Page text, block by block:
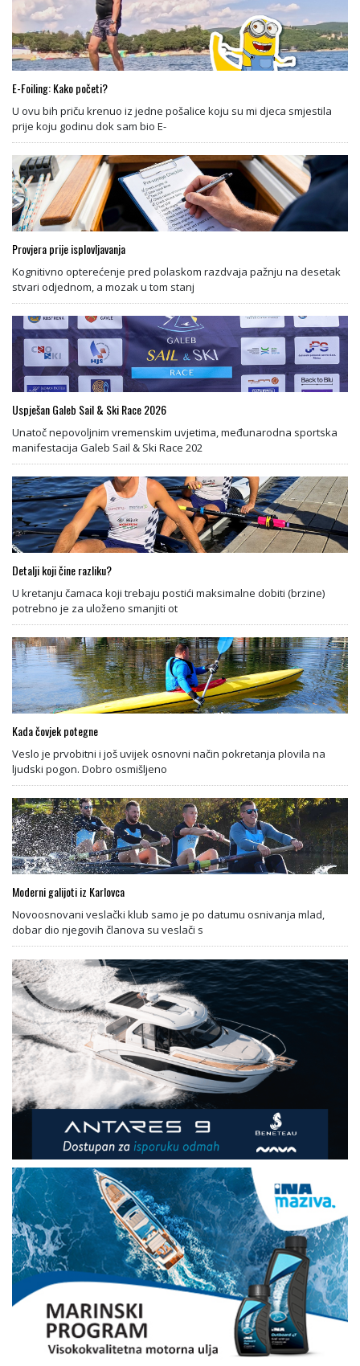
E-Foiling: Kako početi?
U ovu bih priču krenuo iz jedne pošalice koju su mi djeca smjestila
prije koju godinu dok sam bio E-
Provjera prije isplovljavanja
Kognitivno opterećenje pred polaskom razdvaja pažnju na desetak
stvari odjednom, a mozak u tom stanj
Uspješan Galeb Sail & Ski Race 2026
Unatoč nepovoljnim vremenskim uvjetima, međunarodna sportska
manifestacija Galeb Sail & Ski Race 202
Detalji koji čine razliku?
U kretanju čamaca koji trebaju postići maksimalne dobiti (brzine)
potrebno je za uloženo smanjiti ot
Kada čovjek potegne
Veslo je prvobitni i još uvijek osnovni način pokretanja plovila na
ljudski pogon. Dobro osmišljeno
Moderni galijoti iz Karlovca
Novoosnovani veslački klub samo je po datumu osnivanja mlad,
dobar dio njegovih članova su veslači s